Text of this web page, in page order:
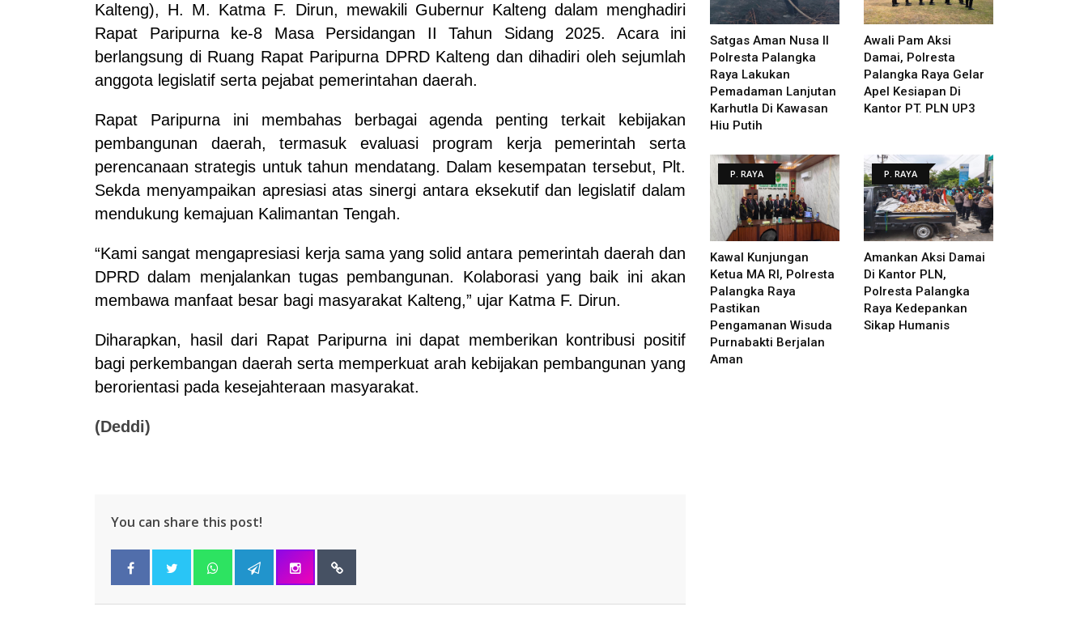
Kalteng), H. M. Katma F. Dirun, mewakili Gubernur Kalteng dalam menghadiri
Rapat Paripurna ke-8 Masa Persidangan II Tahun Sidang 2025. Acara ini
berlangsung di Ruang Rapat Paripurna DPRD Kalteng dan dihadiri oleh sejumlah
anggota legislatif serta pejabat pemerintahan daerah.
Rapat Paripurna ini membahas berbagai agenda penting terkait kebijakan
pembangunan daerah, termasuk evaluasi program kerja pemerintah serta
perencanaan strategis untuk tahun mendatang. Dalam kesempatan tersebut, Plt.
Sekda menyampaikan apresiasi atas sinergi antara eksekutif dan legislatif dalam
mendukung kemajuan Kalimantan Tengah.
“Kami sangat mengapresiasi kerja sama yang solid antara pemerintah daerah dan
DPRD dalam menjalankan tugas pembangunan. Kolaborasi yang baik ini akan
membawa manfaat besar bagi masyarakat Kalteng,” ujar Katma F. Dirun.
Diharapkan, hasil dari Rapat Paripurna ini dapat memberikan kontribusi positif
bagi perkembangan daerah serta memperkuat arah kebijakan pembangunan yang
berorientasi pada kesejahteraan masyarakat.
(Deddi)
You can share this post!
Satgas Aman Nusa II
Polresta Palangka
Raya Lakukan
Pemadaman Lanjutan
Karhutla Di Kawasan
Hiu Putih
Awali Pam Aksi
Damai, Polresta
Palangka Raya Gelar
Apel Kesiapan Di
Kantor PT. PLN UP3
P. RAYA
Kawal Kunjungan
Ketua MA RI, Polresta
Palangka Raya
Pastikan
Pengamanan Wisuda
Purnabakti Berjalan
Aman
P. RAYA
Amankan Aksi Damai
Di Kantor PLN,
Polresta Palangka
Raya Kedepankan
Sikap Humanis